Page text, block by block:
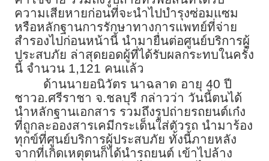
ความเสียหายก่อนที่จะนำไปบำรุงซ่อมแซม
หรือหลักฐานการรักษาทางการแพทย์ที่จ่าย
สำรองไปก่อนหน้านี้ นำมายื่นต่อศูนย์บริการผู้
ประสบภัย ล่าสุดยอดผู้ที่ได้รับผลกระทบในครั้ง
นี้ จำนวน 1,121 คนแล้ว
ด้านนายอนิวัตร นาฉลาด อายุ 40 ปี
ชาวอ.ศรีราชา จ.ชลบุรี กล่าวว่า วันนี้ตนได้
นำหลักฐานเอกสาร รวมถึงรูปถ่ายรถยนต์เก๋ง
ที่ถูกละอองสารเคมีกระเด็นใส่ตัวรถ นำมาร้อง
ทุกข์ที่ศูนย์บริการผู้ประสบภัย ทั้งนี้ภายหลัง
จากที่เกิดเหตุตนก็ได้นำรถยนต์ เข้าไปล้าง